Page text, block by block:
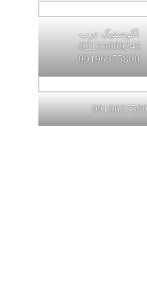
اکوستیک درب
02155969245-
09196375800